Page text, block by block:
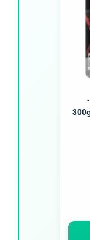
Marvelous Arginine -
أرجنين لضخ الدم (300g / 75